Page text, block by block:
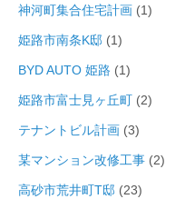
神河町集合住宅計画 (1)
姫路市南条K邸 (1)
BYD AUTO 姫路 (1)
姫路市富士見ヶ丘町 (2)
テナントビル計画 (3)
某マンション改修工事 (2)
高砂市荒井町T邸 (23)